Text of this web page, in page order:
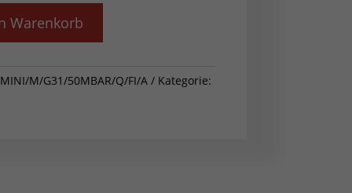
Warenkorb
M/G31/50MBAR/Q/FI/A
Kategorie: